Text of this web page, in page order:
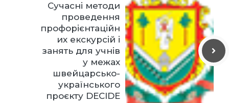
Сучасні методи
проведення
профорієнтаційн
их екскурсій і
занять для учнів
у межах
швейцарсько-
українського
проєкту DECIDE